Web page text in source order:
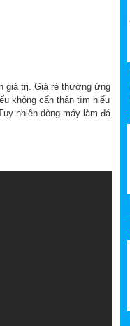
giá trị. Giá rẻ thường ứng
không cẩn thận tìm hiểu
nhiên dòng máy làm đá